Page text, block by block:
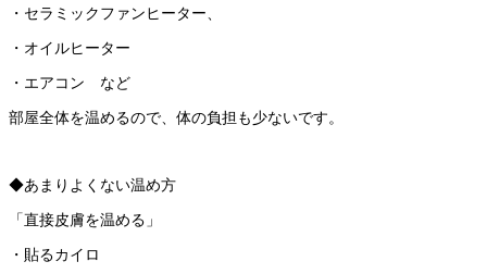
・セラミックファンヒーター、
・オイルヒーター
・エアコン など
部屋全体を温めるので、体の負担も少ないです。
◆あまりよくない温め方
「直接皮膚を温める」
・貼るカイロ